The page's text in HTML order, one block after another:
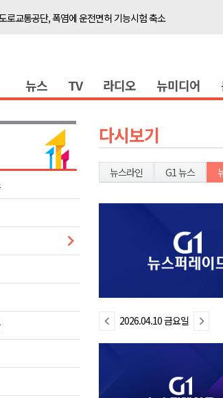
릉시, '상생동행 100일 릴레이' 경제살리기 추진
<강원랜드> 마카오 카지노 "복합리조트로 진화 중"
양군, 소상공인 특례보증 2차 지원사업 시행
평창군 재해 예방 도로 시설물 정밀 안전 진단
해시, '해군1함대로' 명예도로 4.1km 지정
강릉시, '상생동행 100일 릴레이' 경제살리기 추진
척시, 무건리 이끼폭포 생태탐방로 전면 통제
강원랜드> 관광객이 인구 3배..싱가포르 복합리조트
28회 정동진독립영화제 오늘 개막
양양군, 소상공인 특례보증 2차 지원사업 시행
창군 재해 예방 도로 시설물 정밀 안전 진단
뉴스 TV 라디오 뉴미디어
다시보기
뉴스라인 G1 뉴스
이
2026.04.10 금요일